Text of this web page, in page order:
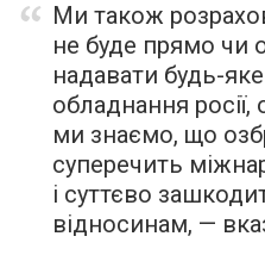
Ми також
не буде прямо чи
надавати будь-
обладнання росії,
ми знаємо, що
суперечить
і суттєво
відносинам, —